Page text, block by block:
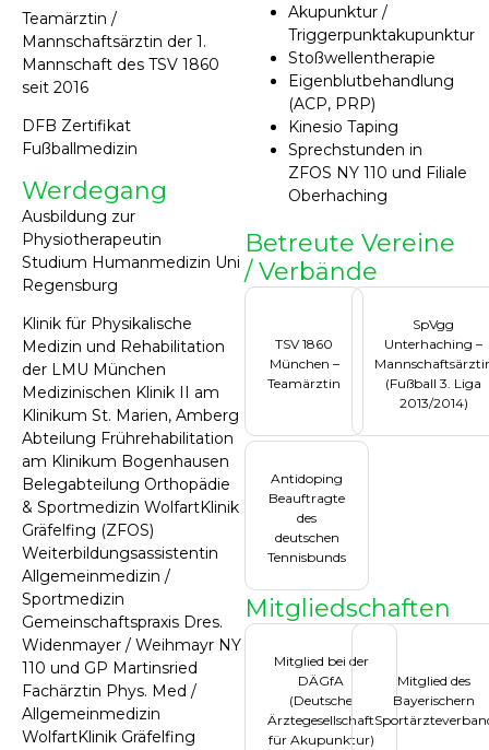
Teamärztin /
Mannschaftsärztin der 1.
Mannschaft des TSV 1860
seit 2016
DFB Zertifikat
Fußballmedizin
Werdegang
Ausbildung zur
Physiotherapeutin
Studium Humanmedizin Uni
Regensburg
Klinik für Physikalische
Medizin und Rehabilitation
der LMU München
Medizinischen Klinik II am
Klinikum St. Marien, Amberg
Abteilung Frührehabilitation
am Klinikum Bogenhausen
Belegabteilung Orthopädie
& Sportmedizin WolfartKlinik
Gräfelfing (ZFOS)
Weiterbildungsassistentin
Allgemeinmedizin /
Sportmedizin
Gemeinschaftspraxis Dres.
Widenmayer / Weihmayr NY
110 und GP Martinsried
Fachärztin Phys. Med /
Allgemeinmedizin
WolfartKlinik Gräfelfing
Akupunktur /
Triggerpunktakupunktur
Stoßwellentherapie
Eigenblutbehandlung
(ACP, PRP)
Kinesio Taping
Sprechstunden in
ZFOS NY 110 und Filiale
Oberhaching
Betreute Vereine
/ Verbände
TSV 1860
München –
Teamärztin
SpVgg
Unterhaching –
(Fußball 3. Liga
2013/2014)
Antidoping
Beauftragte
des
deutschen
Tennisbunds
Mitgliedschaften
Mitglied bei der
DÄGfA
(Deutsche
Ärztegesellschaft
für Akupunktur)
Mitglied des
Bayerischern